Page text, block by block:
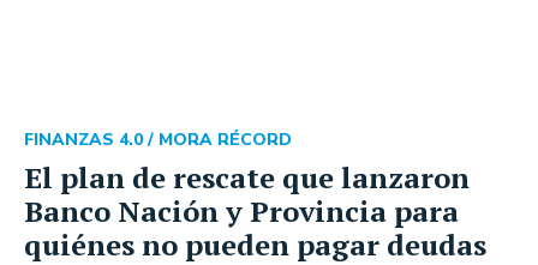
El plan de rescate que lanzaron
Banco Nación y Provincia para
quiénes no pueden pagar deudas
FINANZAS 4.0 / MORA RÉCORD